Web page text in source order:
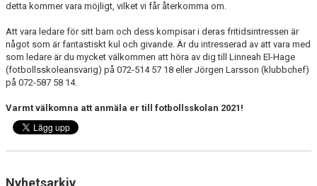
BLÅ TRÅDEN
HFF´S VÄRDEGRUND
"VAPENDRAGARE 2026"
FRITIDSKORTET/AVGIFTER
detta kommer vara möjligt, vilket vi får återkomma om.
Att vara ledare för sitt barn och dess kompisar i deras fritidsintressen är
något som är fantastiskt kul och givande. Är du intresserad av att vara med
som ledare är du mycket välkommen att höra av dig till Linneah El-Hage
(fotbollsskoleansvarig) på 072-514 57 18 eller Jörgen Larsson (klubbchef)
på 072-587 58 14.
Varmt välkomna att anmäla er till fotbollsskolan 2021!